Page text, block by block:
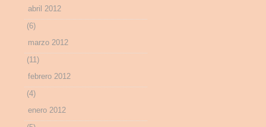
abril 2012
(6)
marzo 2012
(11)
febrero 2012
(4)
enero 2012